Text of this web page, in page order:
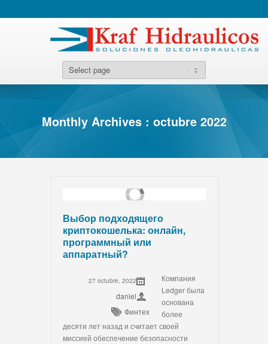
Monthly Archives : octubre 2022
Выбор подходящего
криптокошелька: онлайн,
программный или
аппаратный?
27 octubre, 2022
daniel
Финтех
Компания
Ledger была
основана
более
десяти лет назад и считает своей
миссией обеспечение безопасности